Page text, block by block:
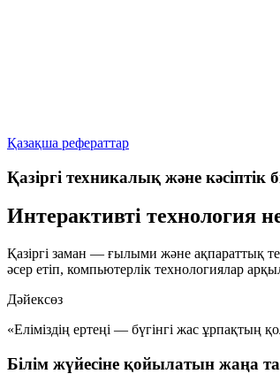
Қазақша рефераттар
Қазіргі техникалық және кәсіптік
Интерактивті технология
Қазіргі заман — ғылыми және ақпараттық
әсер етіп, компьютерлік технологиялар
Дәйексөз
«Еліміздің ертеңі — бүгінгі жас
Білім жүйесіне қойылатын жаңа